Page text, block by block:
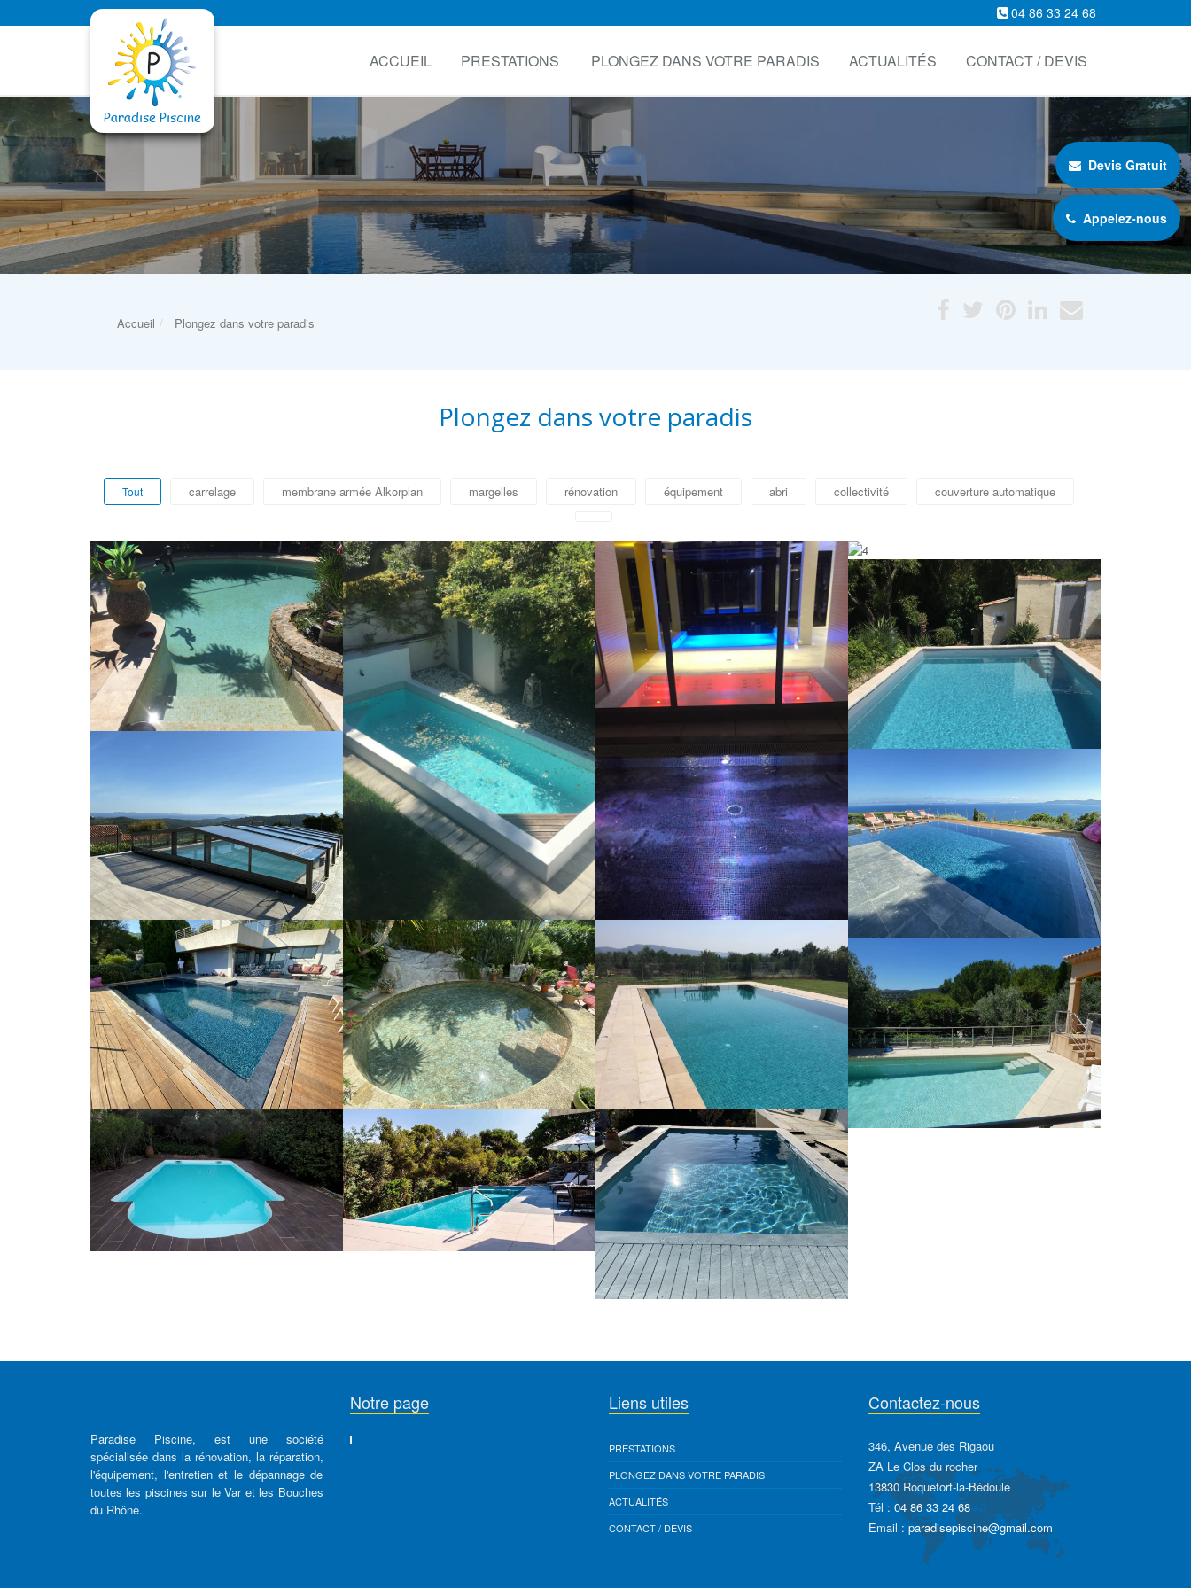
04 86 33 24 68
ACCUEIL PRESTATIONS PLONGEZ DANS VOTRE PARADIS ACTUALITÉS CONTACT / DEVIS
Accueil Plongez dans votre paradis
Plongez dans votre paradis
Tout carrelage membrane armée Alkorplan margelles rénovation équipement abri collectivité couverture automatique
Paradise Piscine, est une société
spécialisée dans la rénovation, la réparation,
l'équipement, l'entretien et le dépannage de
toutes les piscines sur le Var et les Bouches
du Rhône.
Notre page Liens utiles
PRESTATIONS
PLONGEZ DANS VOTRE PARADIS
ACTUALITÉS
CONTACT / DEVIS
Contactez-nous
346, Avenue des Rigaou
ZA Le Clos du rocher
13830 Roquefort-la-Bédoule
Tél : 04 86 33 24 68
Email : paradisepiscine@gmail.com
Devis Gratuit
Appelez-nous